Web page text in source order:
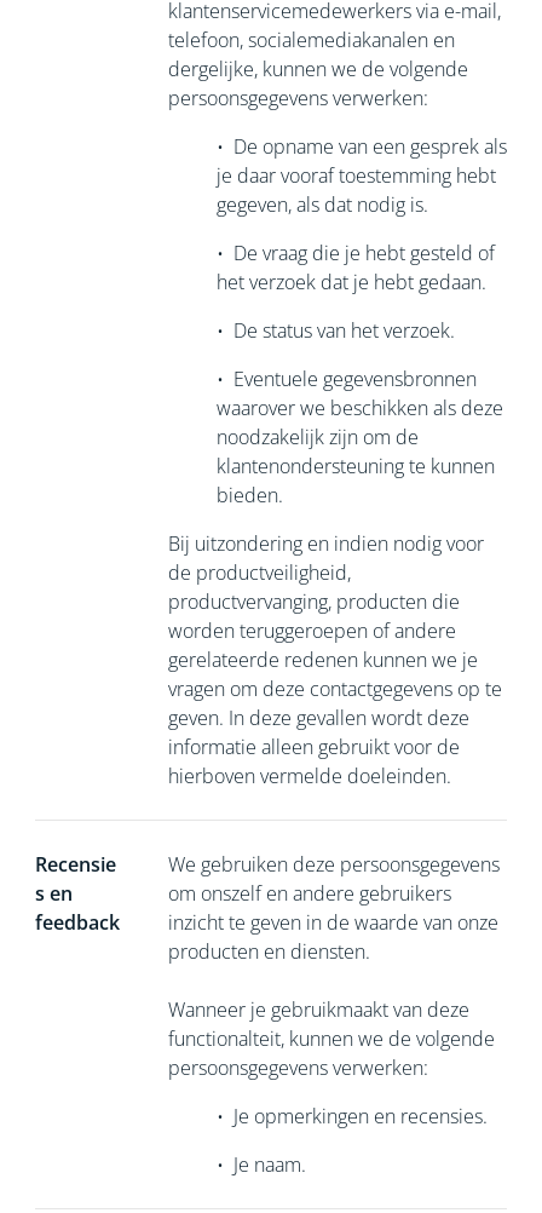
klantenservicemedewerkers via e-mail,
telefoon, socialemediakanalen en
dergelijke, kunnen we de volgende
persoonsgegevens verwerken:
• De opname van een gesprek als
je daar vooraf toestemming hebt
gegeven, als dat nodig is.
• De vraag die je hebt gesteld of
het verzoek dat je hebt gedaan.
• De status van het verzoek.
• Eventuele gegevensbronnen
waarover we beschikken als deze
noodzakelijk zijn om de
klantenondersteuning te kunnen
bieden.
Bij uitzondering en indien nodig voor
de productveiligheid,
productvervanging, producten die
worden teruggeroepen of andere
gerelateerde redenen kunnen we je
vragen om deze contactgegevens op te
geven. In deze gevallen wordt deze
informatie alleen gebruikt voor de
hierboven vermelde doeleinden.
Recensie
s en
feedback
We gebruiken deze persoonsgegevens
om onszelf en andere gebruikers
inzicht te geven in de waarde van onze
producten en diensten.
Wanneer je gebruikmaakt van deze
functionalteit, kunnen we de volgende
persoonsgegevens verwerken:
• Je opmerkingen en recensies.
• Je naam.